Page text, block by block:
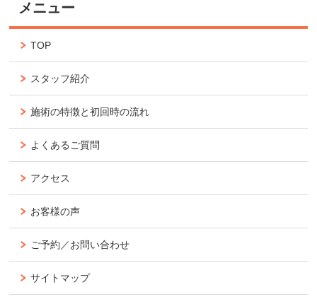
メニュー
TOP
スタッフ紹介
施術の特徴と初回時の流れ
よくあるご質問
アクセス
お客様の声
ご予約／お問い合わせ
サイトマップ